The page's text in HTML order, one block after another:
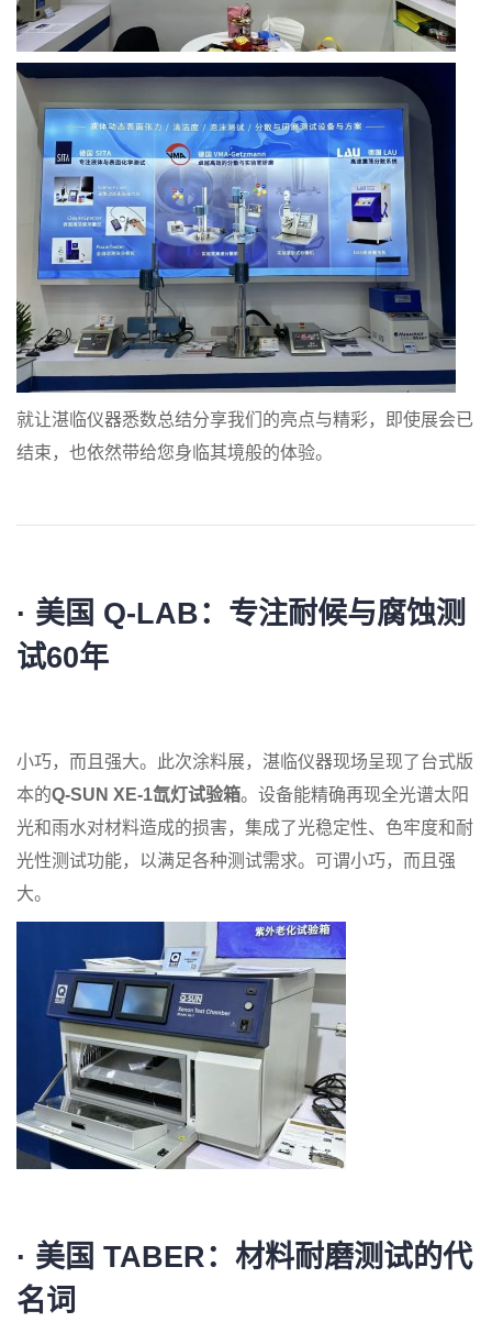
就让湛临仪器悉数总结分享我们的亮点与精彩，即使展会已
结束，也依然带给您身临其境般的体验。
· 美国 Q-LAB： 专注耐候与腐蚀测
试60年
小巧，而且强大。此次涂料展，湛临仪器现场呈现了台式版
本的Q-SUN XE-1氙灯试验箱。设备能精确再现全光谱太阳
光和雨水对材料造成的损害，集成了光稳定性、色牢度和耐
光性测试功能，以满足各种测试需求。可谓小巧，而且强
大。
· 美国 TABER： 材料耐磨测试的代
名词